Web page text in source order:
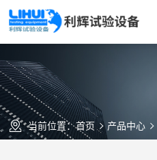
当前位置：首页 产品中心